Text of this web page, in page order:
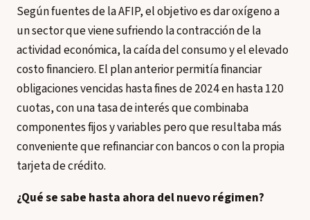
Según fuentes de la AFIP, el objetivo es dar oxígeno a
un sector que viene sufriendo la contracción de la
actividad económica, la caída del consumo y el elevado
costo financiero. El plan anterior permitía financiar
obligaciones vencidas hasta fines de 2024 en hasta 120
cuotas, con una tasa de interés que combinaba
componentes fijos y variables pero que resultaba más
conveniente que refinanciar con bancos o con la propia
tarjeta de crédito.
¿Qué se sabe hasta ahora del nuevo régimen?